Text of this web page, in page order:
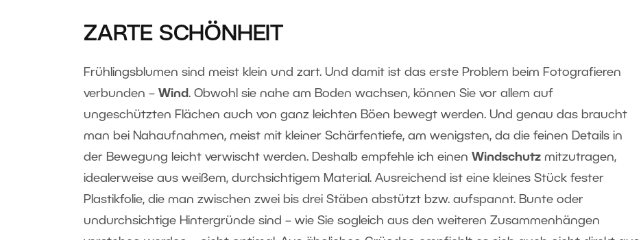
ZARTE SCHÖNHEIT
Frühlingsblumen sind meist klein und zart. Und damit ist das erste Problem beim Fotografieren
verbunden – Wind. Obwohl sie nahe am Boden wachsen, können Sie vor allem auf
ungeschützten Flächen auch von ganz leichten Böen bewegt werden. Und genau das braucht
man bei Nahaufnahmen, meist mit kleiner Schärfentiefe, am wenigsten, da die feinen Details in
der Bewegung leicht verwischt werden. Deshalb empfehle ich einen Windschutz mitzutragen,
idealerweise aus weißem, durchsichtigem Material. Ausreichend ist eine kleines Stück fester
Plastikfolie, die man zwischen zwei bis drei Stäben abstützt bzw. aufspannt. Bunte oder
undurchsichtige Hintergründe sind – wie Sie sogleich aus den weiteren Zusammenhängen